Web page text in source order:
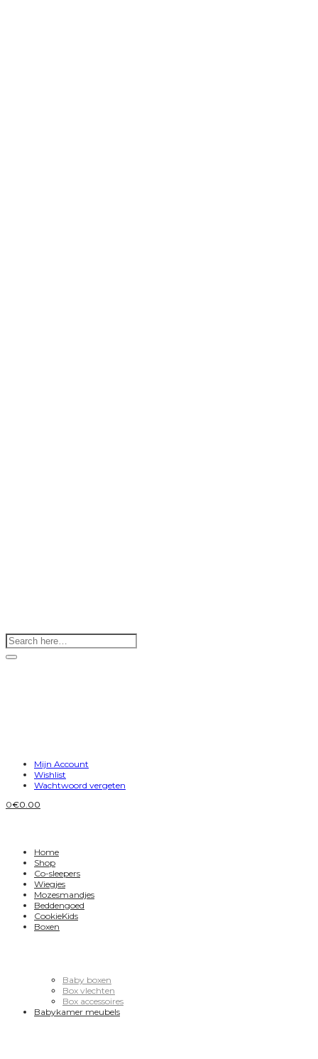
Mijn Account
Wishlist
Wachtwoord vergeten
0€0.00
Home
Shop
Co-sleepers
Wiegjes
Mozesmandjes
Beddengoed
CookieKids
Boxen
Baby boxen
Box vlechten
Box accessoires
Babykamer meubels